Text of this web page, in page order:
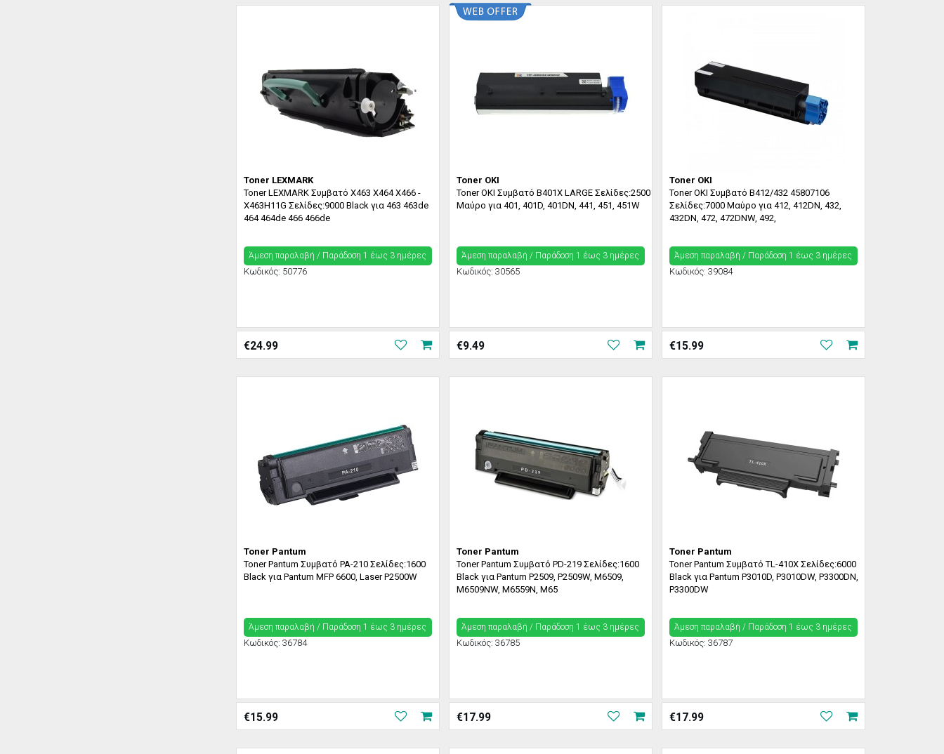
Toner LEXMARK
Toner LEXMARK Συμβατό X463 X464 X466 -
X463H11G Σελίδες:9000 Black για 463 463de
464 464de 466 466de
Άμεση παραλαβή / Παράδoση 1 έως 3 ημέρες
Κωδικός: 50776
€24.99
Toner OKI
Toner OKI Συμβατό B401X LARGE Σελίδες:2500
Μαύρο για 401, 401D, 401DN, 441, 451, 451W
Άμεση παραλαβή / Παράδoση 1 έως 3 ημέρες
Κωδικός: 30565
€9.49
Toner OKI
Toner OKI Συμβατό B412/432 45807106
Σελίδες:7000 Μαύρο για 412, 412DN, 432,
432DN, 472, 472DNW, 492,
Άμεση παραλαβή / Παράδoση 1 έως 3 ημέρες
Κωδικός: 39084
€15.99
Toner Pantum
Toner Pantum Συμβατό PA-210 Σελίδες:1600
Black για Pantum MFP 6600, Laser P2500W
Άμεση παραλαβή / Παράδoση 1 έως 3 ημέρες
Κωδικός: 36784
€15.99
Toner Pantum
Toner Pantum Συμβατό PD-219 Σελίδες:1600
Black για Pantum P2509, P2509W, M6509,
M6509NW, M6559N, M65
Άμεση παραλαβή / Παράδoση 1 έως 3 ημέρες
Κωδικός: 36785
€17.99
Toner Pantum
Toner Pantum Συμβατό TL-410X Σελίδες:6000
Black για Pantum P3010D, P3010DW, P3300DN,
P3300DW
Άμεση παραλαβή / Παράδoση 1 έως 3 ημέρες
Κωδικός: 36787
€17.99